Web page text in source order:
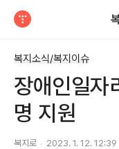
복지소식/복지이슈
장애인일자
명 지원
복지로 2023. 1. 12. 12:39